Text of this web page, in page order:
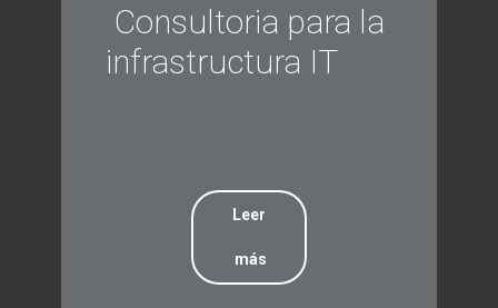
Consultoria para la
infrastructura IT
Leer
más